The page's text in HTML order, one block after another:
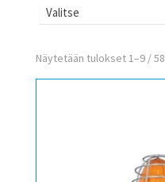
Valitse
Näytetään tulokset 1–9 / 58